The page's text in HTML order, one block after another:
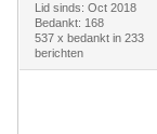
Lid sinds: Oct 2018
Bedankt: 168
537 x bedankt in 233
berichten